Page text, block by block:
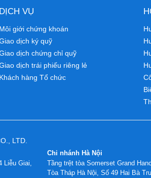
DỊCH VỤ
Môi giới chứng khoán
dịch ký quỹ
dịch chứng chỉ quỹ
dịch trái phiếu riêng lẻ
Khách hàng Tổ chức
LTD.
Liễu Giai,
Chi nhánh Hà Nội
Tầng trệt tòa Somerset Grand
Tòa Tháp Hà Nội, Số 49 Hai Bà